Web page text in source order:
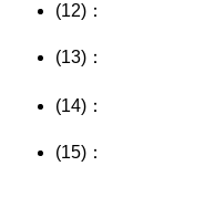
(12)：
(13)：
(14)：
(15)：